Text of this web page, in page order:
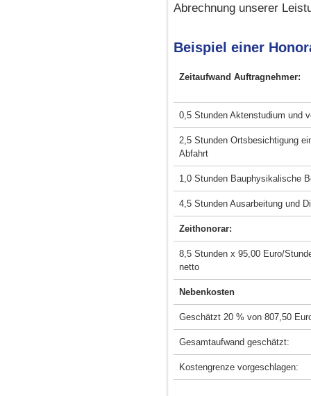
Abrechnung unserer
Beispiel einer
Zeitaufwand Auftragnehmer:
0,5 Stunden Aktenstudium und
2,5 Stunden Ortsbesichtigung
Abfahrt
1,0 Stunden Bauphysikalische
4,5 Stunden Ausarbeitung und
Zeithonorar:
8,5 Stunden x 95,00 Euro/
Nebenkosten
Geschätzt 20 % von 807,50
Gesamtaufwand geschätzt:
Kostengrenze vorgeschlagen: